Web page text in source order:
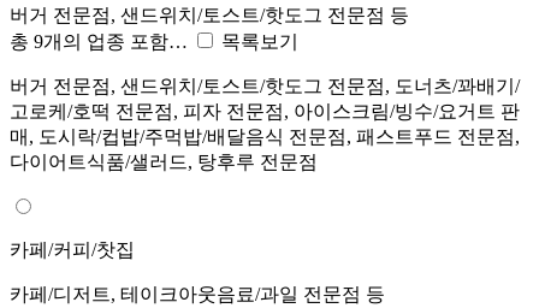
버거 전문점, 샌드위치/토스트/핫도그 전문점 등
총 9개의 업종 포함…
목록보기
버거 전문점, 샌드위치/토스트/핫도그 전문점, 도너츠/꽈배기/
고로케/호떡 전문점, 피자 전문점, 아이스크림/빙수/요거트 판
매, 도시락/컵밥/주먹밥/배달음식 전문점, 패스트푸드 전문점,
다이어트식품/샐러드, 탕후루 전문점
카페/커피/찻집
카페/디저트, 테이크아웃음료/과일 전문점 등